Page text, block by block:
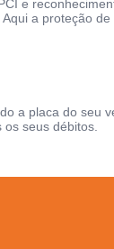
e
a proteção
a placa do seu
os seus débitos.